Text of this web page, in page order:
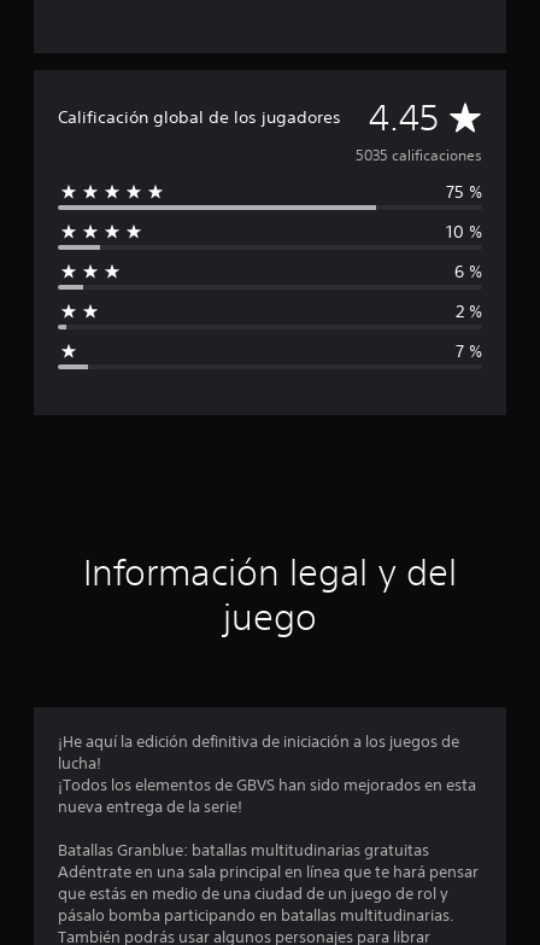
Calificación global de los jugadores 4.45 C
a
a
ó
o
m
d
i
5035 calificaciones
75 %
10 %
6 %
2 %
7 %
Información legal y del
juego
¡He aquí la edición definitiva de iniciación a los juegos de
lucha!
¡Todos los elementos de GBVS han sido mejorados en esta
nueva entrega de la serie!
Batallas Granblue: batallas multitudinarias gratuitas
Adéntrate en una sala principal en línea que te hará pensar
que estás en medio de una ciudad de un juego de rol y
pásalo bomba participando en batallas multitudinarias.
También podrás usar algunos personajes para librar